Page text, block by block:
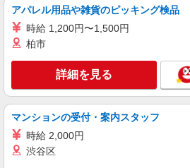
キープ
アルバイト
福祉施設での調理補
時給1,300円以上 ※経験によりスタート時給は
変動します。 ※AP評
により時給を見直し
志）：あり 年2回。
フローレンスケア
アパレル用品や雑貨のピッキング検品
時給 1,200円〜1,500円
柏市
詳細を見る
マンションの受付・案内スタッフ
時給 2,000円
渋谷区